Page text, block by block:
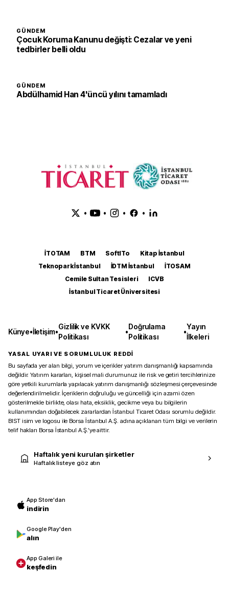
GÜNDEM
Çocuk Koruma Kanunu değişti: Cezalar ve yeni
tedbirler belli oldu
GÜNDEM
Abdülhamid Han 4'üncü yılını tamamladı
• • • •
İTOTAM BTM SoftITo
Kitap İstanbul
Teknopark İstanbul
İDTM İstanbul
İTOSAM
Cemile Sultan Tesisleri
ICVB
İstanbul Ticaret Üniversitesi
Künye•İletişim•
Gizlilik ve KVKK
Politikası
•
Doğrulama
Politikası
•
Yayın
İlkeleri
YASAL UYARI VE SORUMLULUK REDDİ
Bu sayfada yer alan bilgi, yorum ve içerikler yatırım danışmanlığı kapsamında
değildir. Yatırım kararları, kişisel mali durumunuz ile risk ve getiri tercihlerinize
göre yetkili kurumlarla yapılacak yatırım danışmanlığı sözleşmesi çerçevesinde
değerlendirilmelidir. İçeriklerin doğruluğu ve güncelliği için azami özen
gösterilmekle birlikte, olası hata, eksiklik, gecikme veya bu bilgilerin
kullanımından doğabilecek zararlardan İstanbul Ticaret Odası sorumlu değildir.
BIST isim ve logosu ile Borsa İstanbul A.Ş. adına açıklanan tüm bilgi ve verilerin
telif hakları Borsa İstanbul A.Ş.’ye aittir.
Haftalık yeni kurulan şirketler
Haftalık listeye göz atın
App Store'dan
indirin
Google Play'den
alın
App Galeri ile
keşfedin